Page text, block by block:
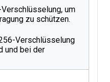
um
zu schützen.
Verschlüsselung
und bei der